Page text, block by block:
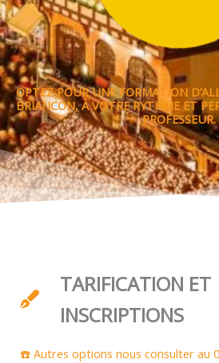
OPTEZ POUR UNE FORMATION
BRIANCON, À VOTRE RYTHME ET
PROFESSEUR.
TARIFICATION ET
INSCRIPTIONS
☎️ Autres options nous consulter au